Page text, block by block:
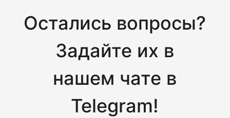
Остались вопросы?
Задайте их в
нашем чате в
Telegram!